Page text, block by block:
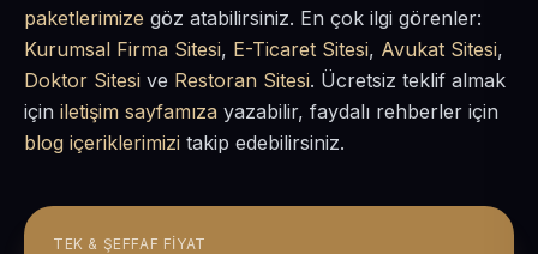
paketlerimize göz atabilirsiniz. En çok ilgi görenler:
Kurumsal Firma Sitesi, E-Ticaret Sitesi, Avukat Sitesi,
Doktor Sitesi ve Restoran Sitesi. Ücretsiz teklif almak
için iletişim sayfamıza yazabilir, faydalı rehberler için
blog içeriklerimizi takip edebilirsiniz.
TEK & ŞEFFAF FIYAT